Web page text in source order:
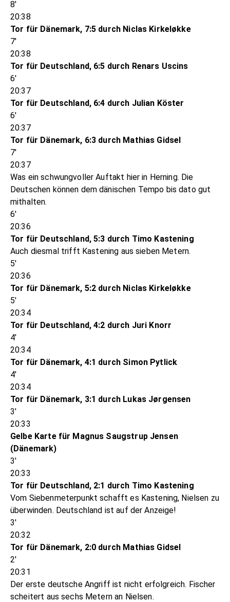
8'
20:38
Tor für Dänemark, 7:5 durch Niclas Kirkeløkke
7'
20:38
Tor für Deutschland, 6:5 durch Renars Uscins
6'
20:37
Tor für Deutschland, 6:4 durch Julian Köster
6'
20:37
Tor für Dänemark, 6:3 durch Mathias Gidsel
7'
20:37
Was ein schwungvoller Auftakt hier in Herning. Die
Deutschen können dem dänischen Tempo bis dato gut
mithalten.
6'
20:36
Tor für Deutschland, 5:3 durch Timo Kastening
Auch diesmal trifft Kastening aus sieben Metern.
5'
20:36
Tor für Dänemark, 5:2 durch Niclas Kirkeløkke
5'
20:34
Tor für Deutschland, 4:2 durch Juri Knorr
4'
20:34
Tor für Dänemark, 4:1 durch Simon Pytlick
4'
20:34
Tor für Dänemark, 3:1 durch Lukas Jørgensen
3'
20:33
Gelbe Karte für Magnus Saugstrup Jensen
(Dänemark)
3'
20:33
Tor für Deutschland, 2:1 durch Timo Kastening
Vom Siebenmeterpunkt schafft es Kastening, Nielsen zu
überwinden. Deutschland ist auf der Anzeige!
3'
20:32
Tor für Dänemark, 2:0 durch Mathias Gidsel
2'
20:31
Der erste deutsche Angriff ist nicht erfolgreich. Fischer
scheitert aus sechs Metern an Nielsen.